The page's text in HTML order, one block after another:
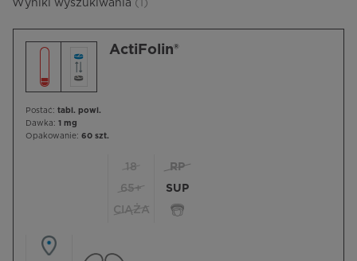
Wyniki wyszukiwania (1)
ActiFolin®
Postać: tabl. powl.
Dawka: 1 mg
Opakowanie: 60 szt.
18
65+
CIĄŻA
RP
SUP